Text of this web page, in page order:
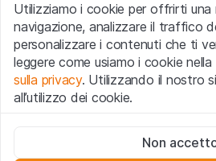
1933 che include le persone
d’America, le società per azioni e
americane.
Condizioni di utilizzo e
Con l’accesso al sito web (di
avvertenze importanti e le
Utilizziamo i cookie per offrirti una
navigazione, analizzare il traffico
personalizzare i contenuti che ti
leggere come usiamo i cookie
sulla privacy. Utilizzando il nostro
all’utilizzo dei cookie.
Questi cookie sono necessari per il
Non